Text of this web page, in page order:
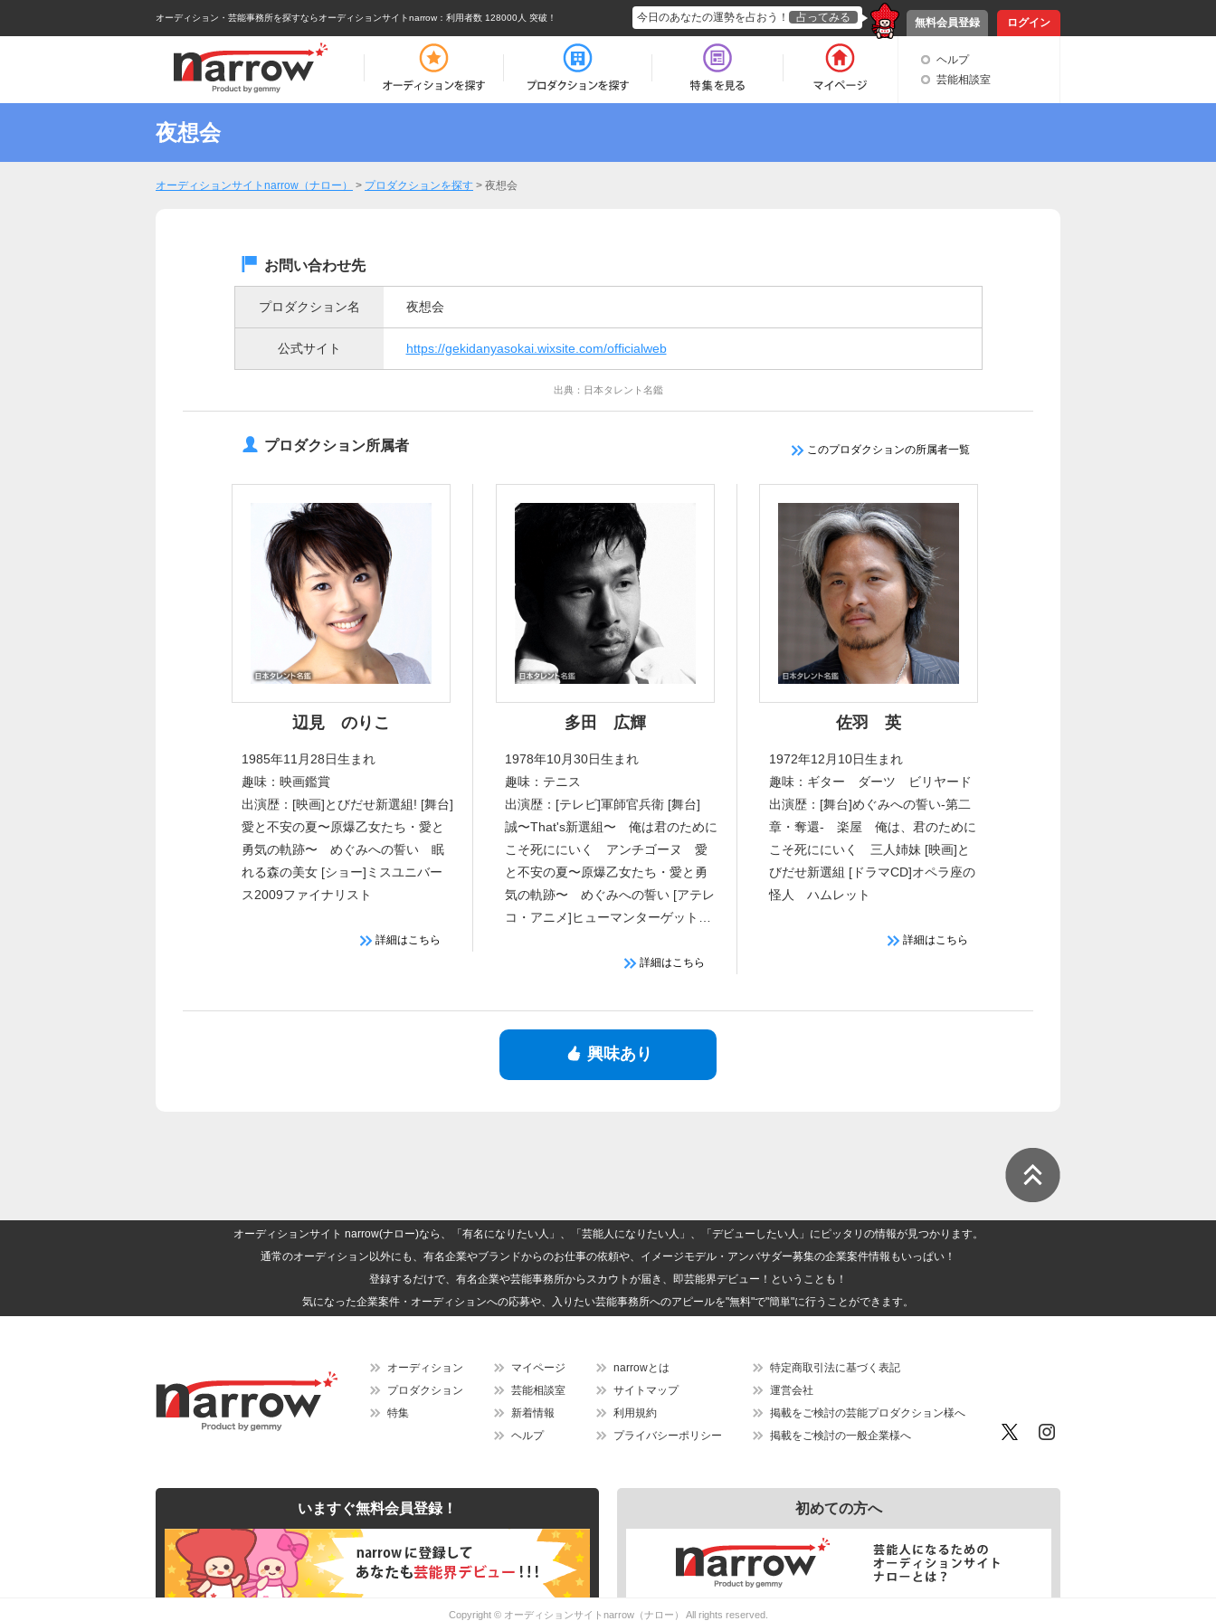
オーディション・芸能事務所を探すならオーディションサイトnarrow ：利用者数 128000人 突破！ 無料会員登録 ログイン
今日のあなたの運勢を占おう！ 占ってみる
ヘルプ
芸能相談室
夜想会
オーディションサイトnarrow（ナロー） > プロダクションを探す > 夜想会
お問い合わせ先
プロダクション名 夜想会
公式サイト https://gekidanyasokai.wixsite.com/officialweb
出典：日本タレント名鑑
プロダクション所属者 このプロダクションの所属者一覧
辺見 のりこ
1985年11月28日生まれ
趣味：映画鑑賞
出演歴：[映画]とびだせ新選組! [舞台]
愛と不安の夏〜原爆乙女たち・愛と
勇気の軌跡〜 めぐみへの誓い 眠
れる森の美女 [ショー]ミスユニバー
ス2009ファイナリスト
詳細はこちら
多田 広輝
1978年10月30日生まれ
趣味：テニス
出演歴：[テレビ]軍師官兵衛 [舞台]
誠〜That's新選組〜 俺は君のために
こそ死ににいく アンチゴーヌ 愛
と不安の夏〜原爆乙女たち・愛と勇
気の軌跡〜 めぐみへの誓い [アテレ
コ・アニメ]ヒューマンターゲット
詳細はこちら
佐羽 英
1972年12月10日生まれ
趣味：ギター ダーツ ビリヤード
出演歴：[舞台]めぐみへの誓い-第二
章・奪還- 楽屋 俺は、君のために
こそ死ににいく 三人姉妹 [映画]と
びだせ新選組 [ドラマCD]オペラ座の
怪人 ハムレット
詳細はこちら
興味あり
オーディションサイト narrow(ナロー)なら、「有名になりたい人」、「芸能人になりたい人」、「デビューしたい人」にピッタリの情報が見つかります。
通常のオーディション以外にも、有名企業やブランドからのお仕事の依頼や、イメージモデル・アンバサダー募集の企業案件情報もいっぱい！
登録するだけで、有名企業や芸能事務所からスカウトが届き、即芸能界デビュー！ということも！
気になった企業案件・オーディションへの応募や、入りたい芸能事務所へのアピールを"無料"で"簡単"に行うことができます。
オーディション
プロダクション
特集
マイページ
芸能相談室
新着情報
ヘルプ
narrowとは
サイトマップ
利用規約
プライバシーポリシー
特定商取引法に基づく表記
運営会社
掲載をご検討の芸能プロダクション様へ
掲載をご検討の一般企業様へ
いますぐ無料会員登録！ 初めての方へ
Copyright © オーディションサイトnarrow（ナロー） All rights reserved.